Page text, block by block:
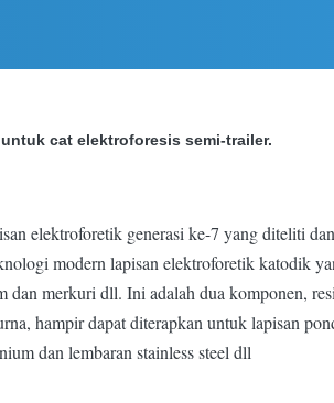
cat elektroforesis semi-trailer.
elektroforetik generasi ke-7 yang diteliti
modern lapisan elektroforetik katodik
merkuri dll. Ini adalah dua komponen,
hampir dapat diterapkan untuk lapisan
dan lembaran stainless steel dll